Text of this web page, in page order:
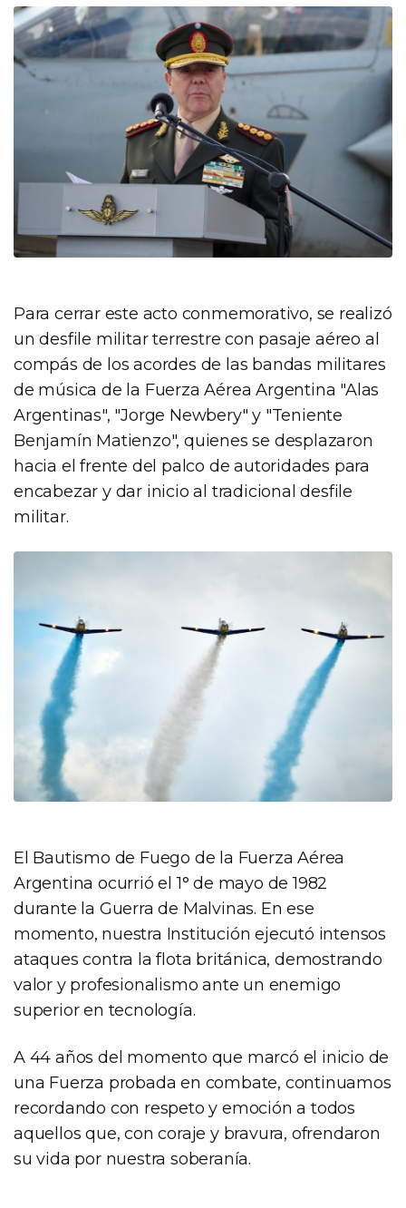
Para cerrar este acto conmemorativo, se realizó
un desfile militar terrestre con pasaje aéreo al
compás de los acordes de las bandas militares
de música de la Fuerza Aérea Argentina "Alas
Argentinas", "Jorge Newbery" y "Teniente
Benjamín Matienzo", quienes se desplazaron
hacia el frente del palco de autoridades para
encabezar y dar inicio al tradicional desfile
militar.
El Bautismo de Fuego de la Fuerza Aérea
Argentina ocurrió el 1° de mayo de 1982
durante la Guerra de Malvinas. En ese
momento, nuestra Institución ejecutó intensos
ataques contra la flota británica, demostrando
valor y profesionalismo ante un enemigo
superior en tecnología.
A 44 años del momento que marcó el inicio de
una Fuerza probada en combate, continuamos
recordando con respeto y emoción a todos
aquellos que, con coraje y bravura, ofrendaron
su vida por nuestra soberanía.